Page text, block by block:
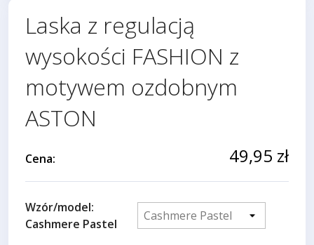
Laska z regulacją
wysokości FASHION z
motywem ozdobnym
ASTON
Cena: 49,95 zł
Wzór/model:
Cashmere Pastel